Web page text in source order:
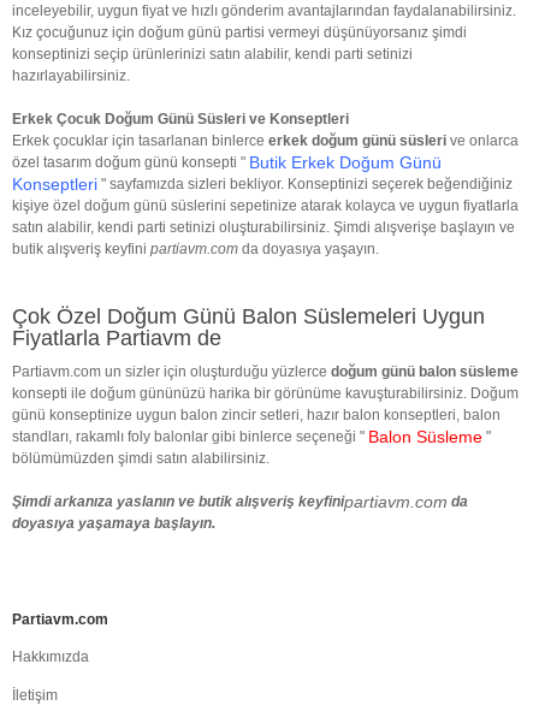
inceleyebilir, uygun fiyat ve hızlı gönderim avantajlarından faydalanabilirsiniz.
Kız çocuğunuz için doğum günü partisi vermeyi düşünüyorsanız şimdi
konseptinizi seçip ürünlerinizi satın alabilir, kendi parti setinizi
hazırlayabilirsiniz.
Erkek Çocuk Doğum Günü Süsleri ve Konseptleri
Erkek çocuklar için tasarlanan binlerce erkek doğum günü süsleri ve onlarca
özel tasarım doğum günü konsepti " Butik Erkek Doğum Günü
Konseptleri " sayfamızda sizleri bekliyor. Konseptinizi seçerek beğendiğiniz
kişiye özel doğum günü süslerini sepetinize atarak kolayca ve uygun fiyatlarla
satın alabilir, kendi parti setinizi oluşturabilirsiniz. Şimdi alışverişe başlayın ve
butik alışveriş keyfini partiavm.com da doyasıya yaşayın.
Çok Özel Doğum Günü Balon Süslemeleri Uygun
Fiyatlarla Partiavm de
Partiavm.com un sizler için oluşturduğu yüzlerce doğum günü balon süsleme
konsepti ile doğum gününüzü harika bir görünüme kavuşturabilirsiniz. Doğum
günü konseptinize uygun balon zincir setleri, hazır balon konseptleri, balon
standları, rakamlı foly balonlar gibi binlerce seçeneği " Balon Süsleme "
bölümümüzden şimdi satın alabilirsiniz.
Şimdi arkanıza yaslanın ve butik alışveriş keyfinipartiavm.com da
doyasıya yaşamaya başlayın.
Partiavm.com
Hakkımızda
İletişim